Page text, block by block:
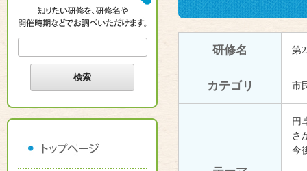
研修名 第
カテゴリ 市
円
さ
今